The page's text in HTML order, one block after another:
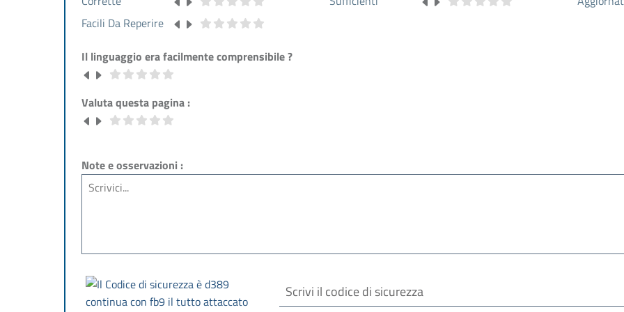
Facili Da Reperire
Il linguaggio era facilmente comprensibile ?
Valuta questa pagina :
Note e osservazioni :